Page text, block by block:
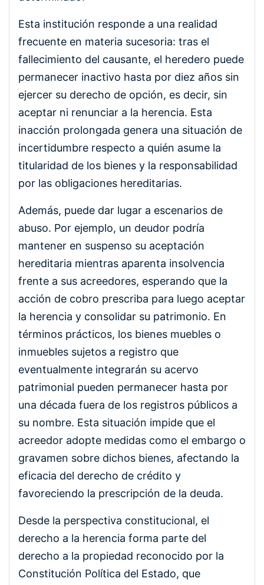
Esta institución responde a una realidad
frecuente en materia sucesoria: tras el
fallecimiento del causante, el heredero puede
permanecer inactivo hasta por diez años sin
ejercer su derecho de opción, es decir, sin
aceptar ni renunciar a la herencia. Esta
inacción prolongada genera una situación de
incertidumbre respecto a quién asume la
titularidad de los bienes y la responsabilidad
por las obligaciones hereditarias.
Además, puede dar lugar a escenarios de
abuso. Por ejemplo, un deudor podría
mantener en suspenso su aceptación
hereditaria mientras aparenta insolvencia
frente a sus acreedores, esperando que la
acción de cobro prescriba para luego aceptar
la herencia y consolidar su patrimonio. En
términos prácticos, los bienes muebles o
inmuebles sujetos a registro que
eventualmente integrarán su acervo
patrimonial pueden permanecer hasta por
una década fuera de los registros públicos a
su nombre. Esta situación impide que el
acreedor adopte medidas como el embargo o
gravamen sobre dichos bienes, afectando la
eficacia del derecho de crédito y
favoreciendo la prescripción de la deuda.
Desde la perspectiva constitucional, el
derecho a la herencia forma parte del
derecho a la propiedad reconocido por la
Constitución Política del Estado, que